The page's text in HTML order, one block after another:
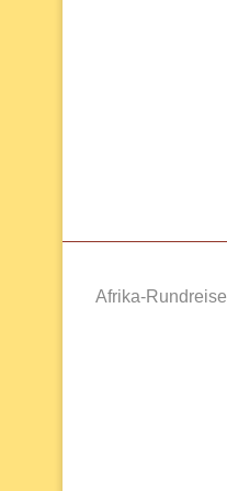
Afrika-Rundreise